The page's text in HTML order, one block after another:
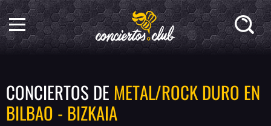
CONCIERTOS DE METAL/ROCK DURO EN
BILBAO - BIZKAIA